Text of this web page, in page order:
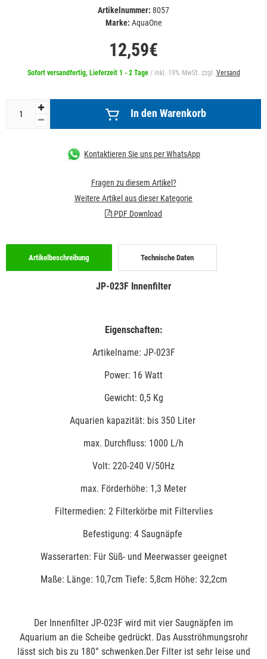
Artikelnummer: 8057
Marke: AquaOne
12,59€
Sofort versandfertig, Lieferzeit 1 - 2 Tage / inkl. 19% MwSt. zzgl. Versand
In den Warenkorb
Kontaktieren Sie uns per WhatsApp
Fragen zu diesem Artikel?
Weitere Artikel aus dieser Kategorie
PDF Download
Artikelbeschreibung Technische Daten
JP-023F Innenfilter
Eigenschaften:
Artikelname: JP-023F
Power: 16 Watt
Gewicht: 0,5 Kg
Aquarien kapazität: bis 350 Liter
max. Durchfluss: 1000 L/h
Volt: 220-240 V/50Hz
max. Förderhöhe: 1,3 Meter
Filtermedien: 2 Filterkörbe mit Filtervlies
Befestigung: 4 Saugnäpfe
Wasserarten: Für Süß- und Meerwasser geeignet
Maße: Länge: 10,7cm Tiefe: 5,8cm Höhe: 32,2cm
Der Innenfilter JP-023F wird mit vier Saugnäpfen im
Aquarium an die Scheibe gedrückt. Das Ausströhmungsrohr
lässt sich bis zu 180° schwenken.Der Filter ist sehr leise und